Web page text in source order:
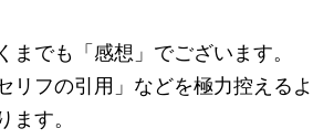
までも「感想」でございます。
リフの引用」などを極力控えるよ
ます。